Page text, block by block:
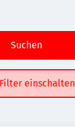
Suchen
Filter einschalten